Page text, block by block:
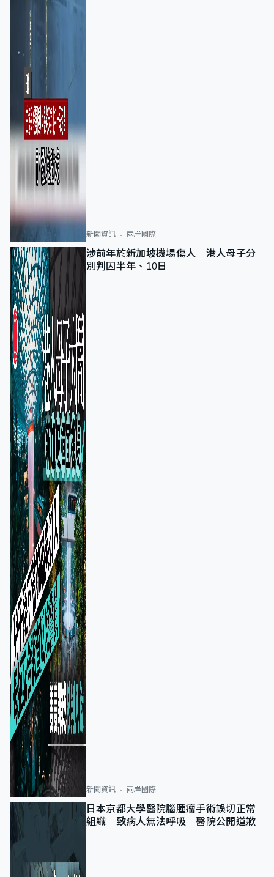
新聞資訊 兩岸國際
涉前年於新加坡機場傷人 港人母子分
別判囚半年、10日
新聞資訊 兩岸國際
日本京都大學醫院腦腫瘤手術誤切正常
組織 致病人無法呼吸 醫院公開道歉